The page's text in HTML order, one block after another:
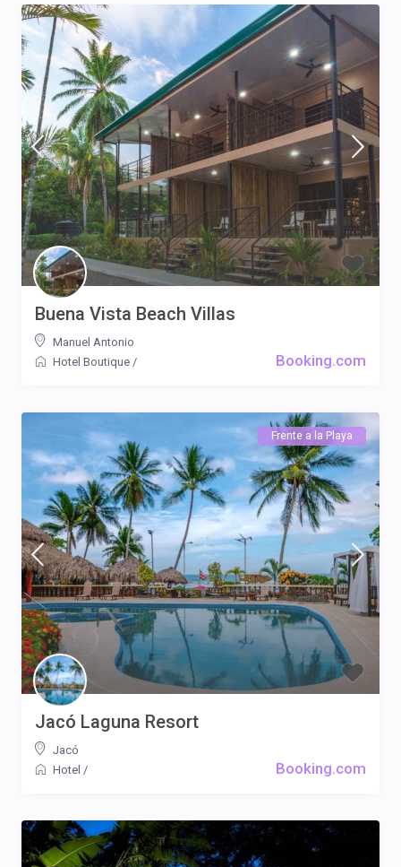
Booking.com
Buena Vista Beach Villas
Manuel Antonio
Hotel Boutique /
Frente a la Playa
Booking.com
Jacó Laguna Resort
Jacó
Hotel /